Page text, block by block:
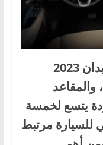
تتميز مقصورة تويوتا يارس سيدان 2023
يتسع لخمسة
للسيارة مرتبط